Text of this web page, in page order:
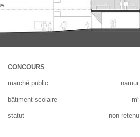
CONCOURS
marché public namur
bâtiment scolaire - m²
statut non retenu